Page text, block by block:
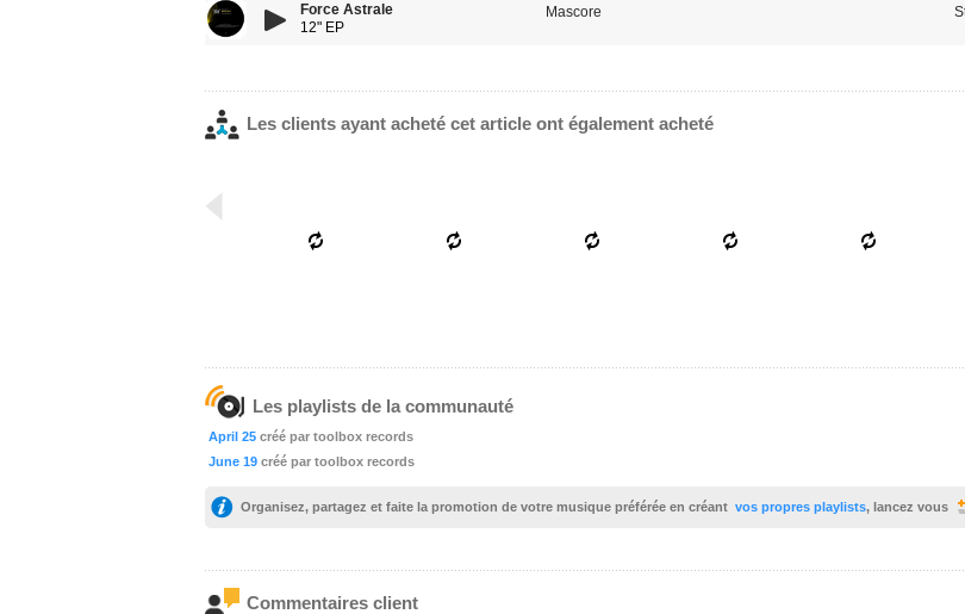
Force Astrale
12" EP
Mascore
Les clients ayant acheté cet article ont également acheté
Les playlists de la communauté
April 25 créé par toolbox records
June 19 créé par toolbox records
Organisez, partagez et faite la promotion de votre musique préférée en créant vos propres playlists, lancez vous
Commentaires client